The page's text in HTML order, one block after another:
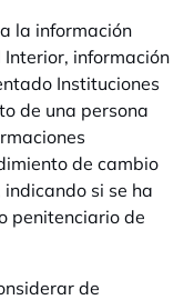
la información
información
Instituciones
de una persona
de cambio
si se ha
penitenciario de
de